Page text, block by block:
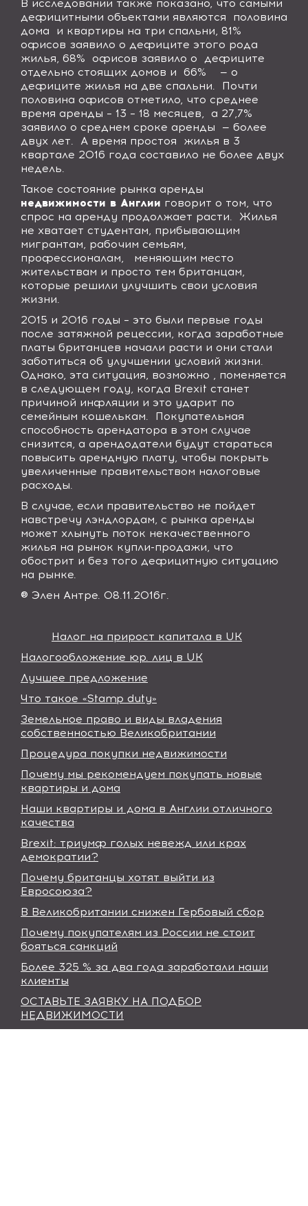
В исследовании также показано, что самыми
дефицитными объектами являются
половина
дома
и квартиры на три спальни, 81%
офисов заявило о дефиците этого рода
жилья, 68%
офисов заявило о дефиците
отдельно стоящих домов и 66%
— о
дефиците жилья на две спальни.
Почти
половина офисов отметило, что среднее
время аренды – 13 – 18 месяцев,
а 27,7%
заявило о среднем сроке аренды
— более
двух лет.
А время простоя
жилья в 3
квартале 2016 года составило не более двух
недель.
Такое состояние рынка аренды
недвижимости в Англии говорит о том, что
спрос на аренду продолжает расти.
Жилья
не хватает студентам, прибывающим
мигрантам, рабочим семьям,
профессионалам,
меняющим место
жительствам и просто тем британцам,
которые решили улучшить свои условия
жизни.
2015 и 2016 годы – это были первые годы
после затяжной рецессии, когда заработные
платы британцев начали расти и они стали
заботиться об улучшении условий жизни.
Однако, эта ситуация, возможно , поменяется
в следующем году, когда Brexit станет
причиной инфляции и это ударит по
семейным кошелькам.
Покупательная
способность арендатора в этом случае
снизится, а арендодатели будут стараться
повысить арендную плату, чтобы покрыть
увеличенные правительством налоговые
расходы.
В случае, если правительство не пойдет
навстречу лэндлордам, с рынка аренды
может хлынуть поток некачественного
жилья на рынок купли-продажи, что
обострит и без того дефицитную ситуацию
на рынке.
® Элен Антре. 08.11.2016г.
Налог на прирост капитала в UK
Налогообложение юр. лиц в UK
Лучшее предложение
Что такое «Stamp duty»
Земельное право и виды владения
собственностью Великобритании
Процедура покупки недвижимости
Почему мы рекомендуем покупать новые
квартиры и дома
Наши квартиры и дома в Англии отличного
качества
Brexit: триумф голых невежд или крах
демократии?
Почему британцы хотят выйти из
Евросоюза?
В Великобритании снижен Гербовый сбор
Почему покупателям из России не стоит
бояться санкций
Более 325 % за два года заработали наши
клиенты
ОСТАВЬТЕ ЗАЯВКУ НА ПОДБОР
НЕДВИЖИМОСТИ